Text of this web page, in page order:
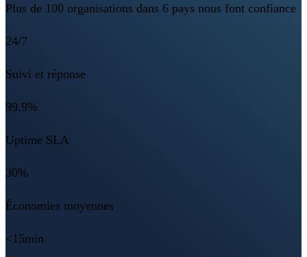
Plus de 100 organisations dans 6 pays nous font confiance
24/7
Suivi et réponse
99.9%
Uptime SLA
30%
Économies moyennes
<15min